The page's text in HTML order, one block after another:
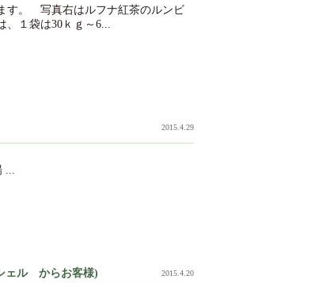
す。 写真右はルフナ紅茶のルンビ
１袋は30ｋｇ～6...
2015.4.29
...
ェル からお客様) 2015.4.20